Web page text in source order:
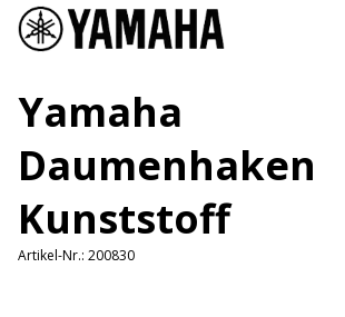
Yamaha
Daumenhaken
Kunststoff
Artikel-Nr.: 200830